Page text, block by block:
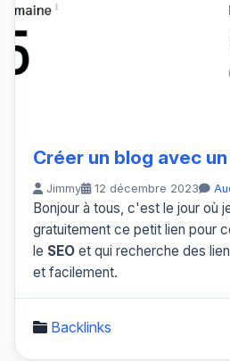
Créer un blog avec
Jimmy 12 décembre 2023
Bonjour à tous, c'est le jour où
gratuitement ce petit lien pour
le SEO et qui recherche des
et facilement.
Backlinks